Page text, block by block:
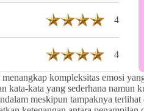
4
4
kompleksitas emosi
kata-kata yang sederhana namun
meskipun tampaknya terlihat